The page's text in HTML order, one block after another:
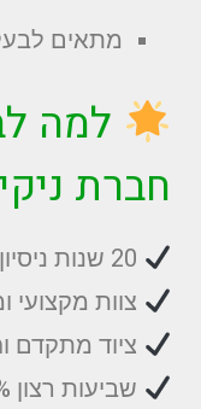
מתאים
למה
חברת
צוות מקצועי
ציוד מתקדם
שביעות רצון 100%